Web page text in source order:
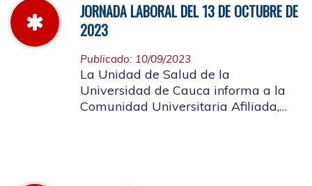
JORNADA LABORAL DEL 13 DE OCTUBRE DE
2023
Publicado: 10/09/2023
La Unidad de Salud de la
Universidad de Cauca informa a la
Comunidad Universitaria Afiliada,